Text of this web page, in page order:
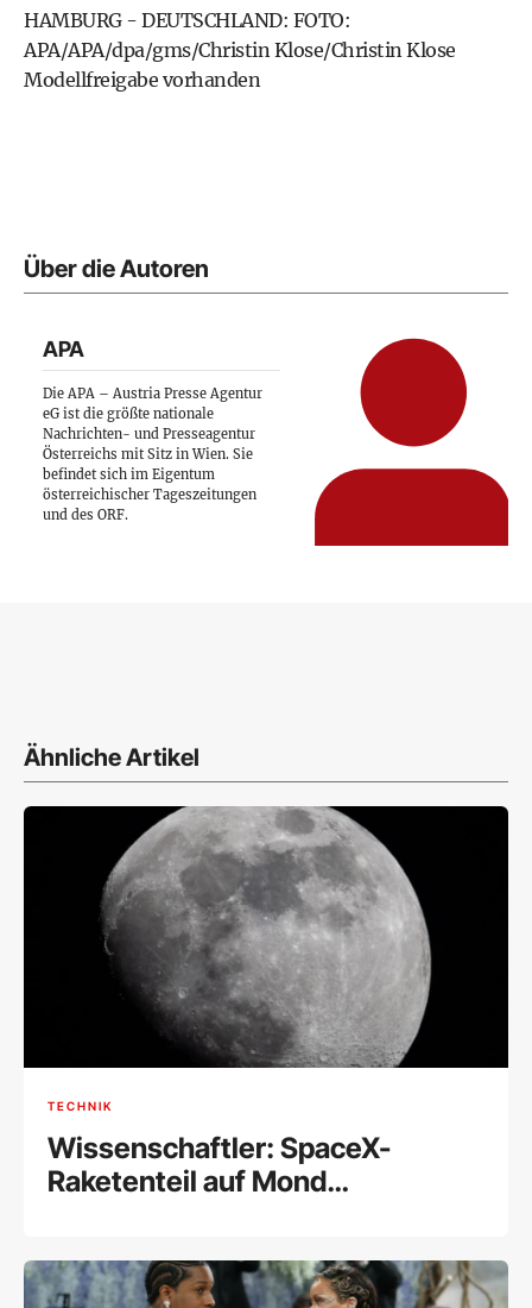
HAMBURG - DEUTSCHLAND: FOTO:
APA/APA/dpa/gms/Christin Klose/Christin Klose
Modellfreigabe vorhanden
Über die Autoren
APA
Die APA – Austria Presse Agentur
eG ist die größte nationale
Nachrichten- und Presseagentur
Österreichs mit Sitz in Wien. Sie
befindet sich im Eigentum
österreichischer Tageszeitungen
und des ORF.
Ähnliche Artikel
TECHNIK
Wissenschaftler: SpaceX-
Raketenteil auf Mond